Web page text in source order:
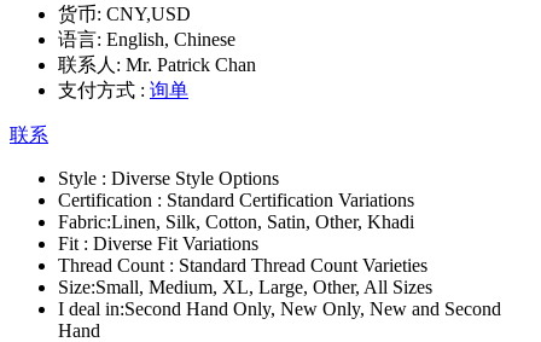
货币: CNY,USD
语言: English, Chinese
联系人: Mr. Patrick Chan
支付方式 : 询单
联系
Style : Diverse Style Options
Certification : Standard Certification Variations
Fabric:Linen, Silk, Cotton, Satin, Other, Khadi
Fit : Diverse Fit Variations
Thread Count : Standard Thread Count Varieties
Size:Small, Medium, XL, Large, Other, All Sizes
I deal in:Second Hand Only, New Only, New and Second
Hand